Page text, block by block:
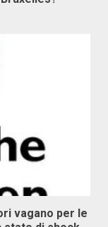
vagano per le